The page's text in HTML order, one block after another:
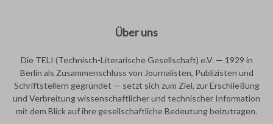
Über uns
Die TELI (Technisch-Literarische Gesellschaft) e.V. — 1929 in
Berlin als Zusammenschluss von Journalisten, Publizisten und
Schriftstellern gegründet — setzt sich zum Ziel, zur Erschließung
und Verbreitung wissenschaftlicher und technischer Information
mit dem Blick auf ihre gesellschaftliche Bedeutung beizutragen.